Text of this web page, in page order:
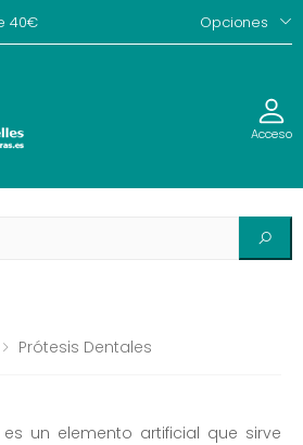
40€ Opciones
Acceso
Prótesis Dentales
un elemento artificial que sirve